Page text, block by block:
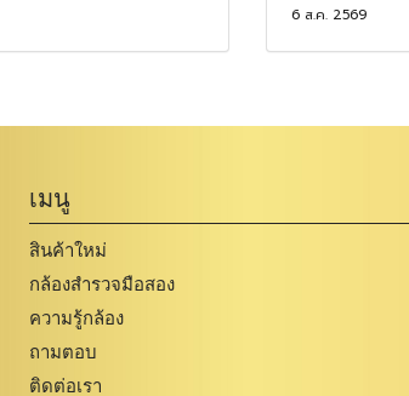
6 ส.ค. 2569
เมนู
สินค้าใหม่
กล้องสำรวจมือสอง
ความรู้กล้อง
ถามตอบ
ติดต่อเรา